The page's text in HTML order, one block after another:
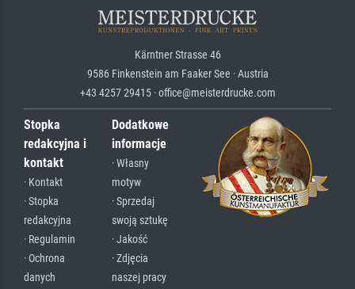
Kärntner Strasse 46
9586 Finkenstein am Faaker See · Austria
+43 4257 29415 · office@meisterdrucke.com
Stopka
redakcyjna i
kontakt
· Kontakt
· Stopka
redakcyjna
· Regulamin
· Ochrona
danych
Dodatkowe
informacje
· Własny
motyw
· Sprzedaj
swoją sztukę
· Jakość
· Zdjęcia
naszej pracy